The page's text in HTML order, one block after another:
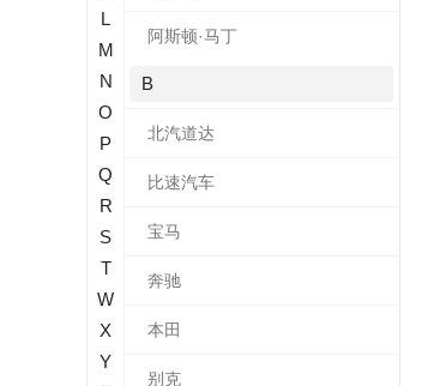
L
M
N
O
P
Q
R
S
T
W
X
Y
阿斯顿·马丁
B
北汽道达
比速汽车
宝马
奔驰
本田
别克